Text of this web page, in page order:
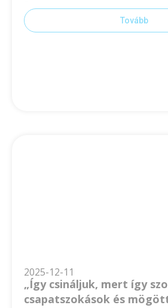
Tovább
2025-12-11
„Így csináljuk, mert így
csapatszokások és